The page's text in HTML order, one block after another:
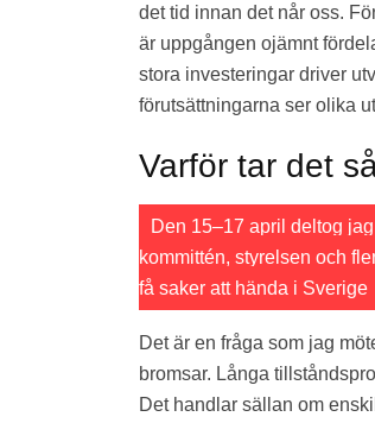
det tid innan det når oss.
är uppgången ojämnt
stora investeringar driver
förutsättningarna ser olika
Varför tar det
Den 15–17 april deltog
kommittén, styrelsen och
få saker att hända i Sverige
Det är en fråga som jag
bromsar. Långa
Det handlar sällan om